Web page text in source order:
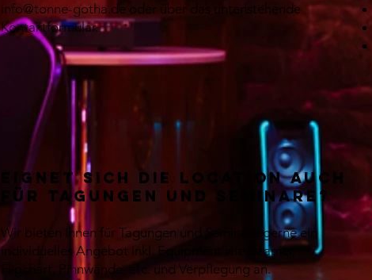
info@tonne-gotha.de oder über das untenstehende
Kontaktformular.
Eignet sich die Location auch
für Tagungen und Seminare?
Wir bieten Ihnen für Tagungen und Seminare gerne ein
individuelles Angebot inkl. Equipment wie Beamer,
Flipchart, Pinnwände, etc. und Verpflegung an.